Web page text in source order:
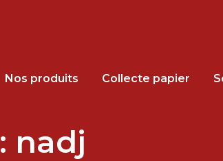
Nos produits Collecte papier
nadj